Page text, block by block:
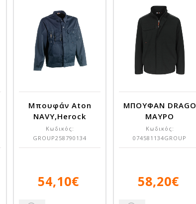
Μπουφάν Aton
NAVY,Herock
Κωδικός:
GROUP258790134
54,10€
ΜΠΟΥΦΑΝ DRAGO
ΜΑΥΡΟ
Κωδικός:
074581134GROUP
58,20€